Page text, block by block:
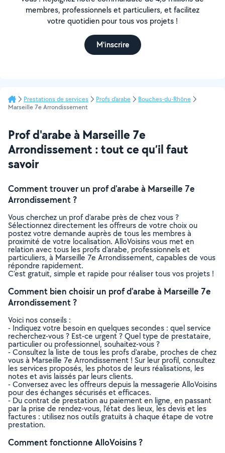
membres, professionnels et particuliers, et facilitez
votre quotidien pour tous vos projets !
M'inscrire
Prestations de services Profs d'arabe
Bouches-du-Rhône
Marseille 7e Arrondissement
Prof d'arabe à Marseille 7e
Arrondissement : tout ce qu’il faut
savoir
Comment trouver un prof d'arabe à Marseille 7e
Arrondissement ?
Vous cherchez un prof d'arabe près de chez vous ?
Sélectionnez directement les offreurs de votre choix ou
postez votre demande auprès de tous les membres à
proximité de votre localisation. AlloVoisins vous met en
relation avec tous les profs d'arabe, professionnels et
particuliers, à Marseille 7e Arrondissement, capables de vous
répondre rapidement.
C’est gratuit, simple et rapide pour réaliser tous vos projets !
Comment bien choisir un prof d'arabe à Marseille 7e
Arrondissement ?
Voici nos conseils :
- Indiquez votre besoin en quelques secondes : quel service
recherchez-vous ? Est-ce urgent ? Quel type de prestataire,
particulier ou professionnel, souhaitez-vous ?
- Consultez la liste de tous les profs d'arabe, proches de chez
vous à Marseille 7e Arrondissement ! Sur leur profil, consultez
les services proposés, les photos de leurs réalisations, les
notes et avis laissés par leurs clients.
- Conversez avec les offreurs depuis la messagerie AlloVoisins
pour des échanges sécurisés et efficaces.
- Du contrat de prestation au paiement en ligne, en passant
par la prise de rendez-vous, l’état des lieux, les devis et les
factures : utilisez nos outils gratuits à chaque étape de votre
prestation.
Comment fonctionne AlloVoisins ?